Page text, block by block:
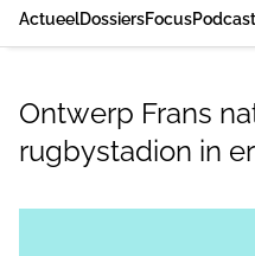
ActueelDossiersFocus
Ontwerp Frans
rugbystadion in